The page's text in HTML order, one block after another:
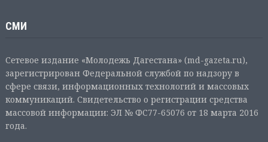
СМИ
Сетевое издание «Молодежь Дагестана» (md-gazeta.ru),
зарегистрирован Федеральной службой по надзору в
сфере связи, информационных технологий и массовых
коммуникаций. Свидетельство о регистрации средства
массовой информации: ЭЛ № ФС77-65076 от 18 марта 2016
года.